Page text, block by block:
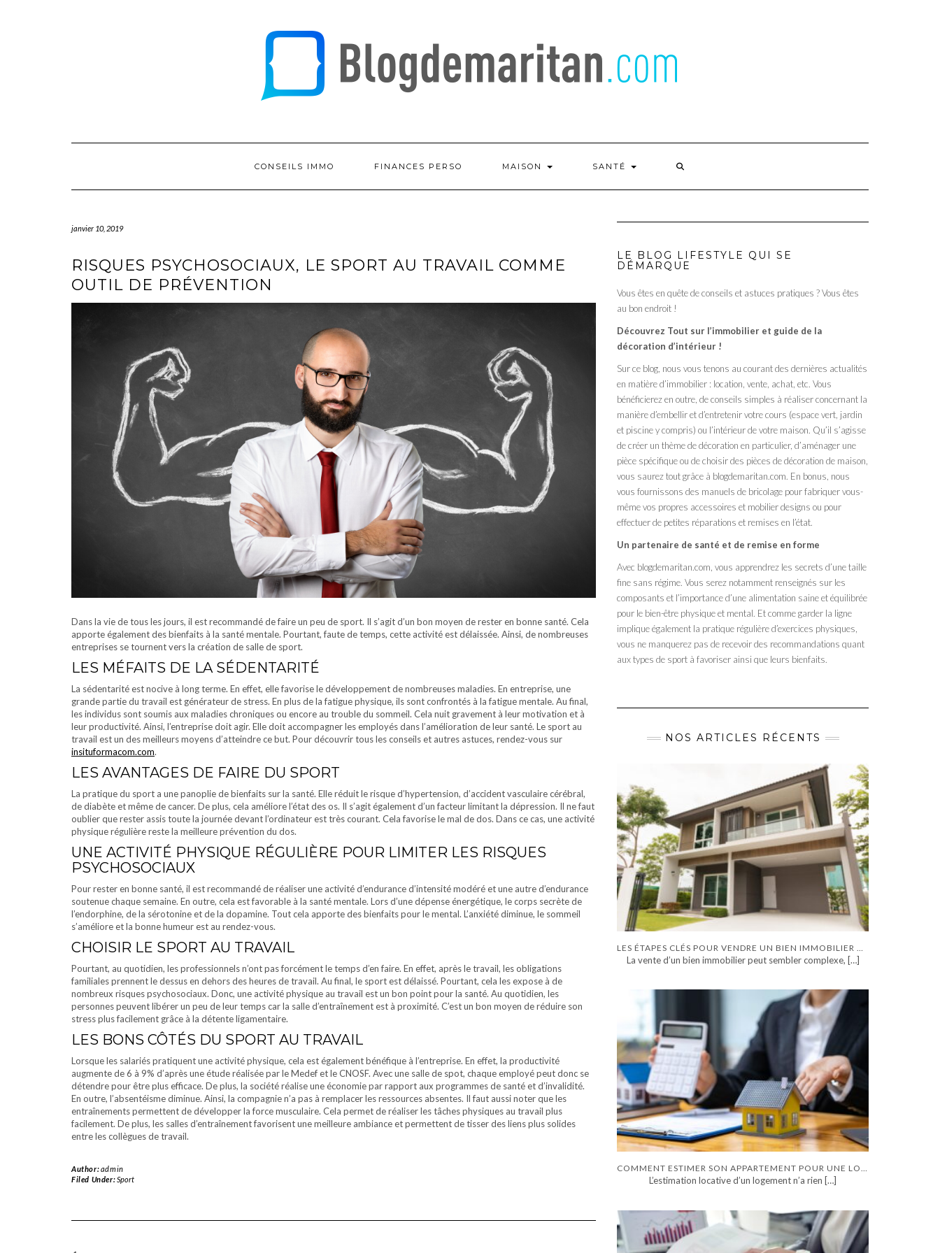
CONSEILS IMMO FINANCES PERSO MAISON SANTÉ
janvier 10, 2019
RISQUES PSYCHOSOCIAUX, LE SPORT AU TRAVAIL COMME
OUTIL DE PRÉVENTION
Dans la vie de tous les jours, il est recommandé de faire un peu de sport. Il s’agit d’un bon moyen de rester en bonne santé. Cela
apporte également des bienfaits à la santé mentale. Pourtant, faute de temps, cette activité est délaissée. Ainsi, de nombreuses
entreprises se tournent vers la création de salle de sport.
LES MÉFAITS DE LA SÉDENTARITÉ
La sédentarité est nocive à long terme. En effet, elle favorise le développement de nombreuses maladies. En entreprise, une
grande partie du travail est générateur de stress. En plus de la fatigue physique, ils sont confrontés à la fatigue mentale. Au final,
les individus sont soumis aux maladies chroniques ou encore au trouble du sommeil. Cela nuit gravement à leur motivation et à
leur productivité. Ainsi, l’entreprise doit agir. Elle doit accompagner les employés dans l’amélioration de leur santé. Le sport au
travail est un des meilleurs moyens d’atteindre ce but. Pour découvrir tous les conseils et autres astuces, rendez-vous sur
insituformacom.com.
LES AVANTAGES DE FAIRE DU SPORT
La pratique du sport a une panoplie de bienfaits sur la santé. Elle réduit le risque d’hypertension, d’accident vasculaire cérébral,
de diabète et même de cancer. De plus, cela améliore l’état des os. Il s’agit également d’un facteur limitant la dépression. Il ne faut
oublier que rester assis toute la journée devant l’ordinateur est très courant. Cela favorise le mal de dos. Dans ce cas, une activité
physique régulière reste la meilleure prévention du dos.
UNE ACTIVITÉ PHYSIQUE RÉGULIÈRE POUR LIMITER LES RISQUES
PSYCHOSOCIAUX
Pour rester en bonne santé, il est recommandé de réaliser une activité d’endurance d’intensité modéré et une autre d’endurance
soutenue chaque semaine. En outre, cela est favorable à la santé mentale. Lors d’une dépense énergétique, le corps secrète de
l’endorphine, de la sérotonine et de la dopamine. Tout cela apporte des bienfaits pour le mental. L’anxiété diminue, le sommeil
s’améliore et la bonne humeur est au rendez-vous.
CHOISIR LE SPORT AU TRAVAIL
Pourtant, au quotidien, les professionnels n’ont pas forcément le temps d’en faire. En effet, après le travail, les obligations
familiales prennent le dessus en dehors des heures de travail. Au final, le sport est délaissé. Pourtant, cela les expose à de
nombreux risques psychosociaux. Donc, une activité physique au travail est un bon point pour la santé. Au quotidien, les
personnes peuvent libérer un peu de leur temps car la salle d’entraînement est à proximité. C’est un bon moyen de réduire son
stress plus facilement grâce à la détente ligamentaire.
LES BONS CÔTÉS DU SPORT AU TRAVAIL
Lorsque les salariés pratiquent une activité physique, cela est également bénéfique à l’entreprise. En effet, la productivité
augmente de 6 à 9% d’après une étude réalisée par le Medef et le CNOSF. Avec une salle de spot, chaque employé peut donc se
détendre pour être plus efficace. De plus, la société réalise une économie par rapport aux programmes de santé et d’invalidité.
En outre, l’absentéisme diminue. Ainsi, la compagnie n’a pas à remplacer les ressources absentes. Il faut aussi noter que les
entraînements permettent de développer la force musculaire. Cela permet de réaliser les tâches physiques au travail plus
facilement. De plus, les salles d’entraînement favorisent une meilleure ambiance et permettent de tisser des liens plus solides
entre les collègues de travail.
Author:admin
Filed Under:Sport
LE BLOG LIFESTYLE QUI SE
DÉMARQUE
Vous êtes en quête de conseils et astuces pratiques ? Vous êtes
au bon endroit !
Découvrez Tout sur l’immobilier et guide de la
décoration d’intérieur !
Sur ce blog, nous vous tenons au courant des dernières actualités
en matière d’immobilier : location, vente, achat, etc. Vous
bénéficierez en outre, de conseils simples à réaliser concernant la
manière d’embellir et d’entretenir votre cours (espace vert, jardin
et piscine y compris) ou l’intérieur de votre maison. Qu’il s’agisse
de créer un thème de décoration en particulier, d’aménager une
pièce spécifique ou de choisir des pièces de décoration de maison,
vous saurez tout grâce à blogdemaritan.com. En bonus, nous
vous fournissons des manuels de bricolage pour fabriquer vous-
même vos propres accessoires et mobilier designs ou pour
effectuer de petites réparations et remises en l’état.
Un partenaire de santé et de remise en forme
Avec blogdemaritan.com, vous apprendrez les secrets d’une taille
fine sans régime. Vous serez notamment renseignés sur les
composants et l’importance d’une alimentation saine et équilibrée
pour le bien-être physique et mental. Et comme garder la ligne
implique également la pratique régulière d’exercices physiques,
vous ne manquerez pas de recevoir des recommandations quant
aux types de sport à favoriser ainsi que leurs bienfaits.
NOS ARTICLES RÉCENTS
La vente d’un bien immobilier peut sembler complexe, […]
COMMENT ESTIMER SON APPARTEMENT POUR UNE LOCATION : OUTILS, MÉTHODES ET ERREURS FRÉQUENTES
L’estimation locative d’un logement n’a rien […]